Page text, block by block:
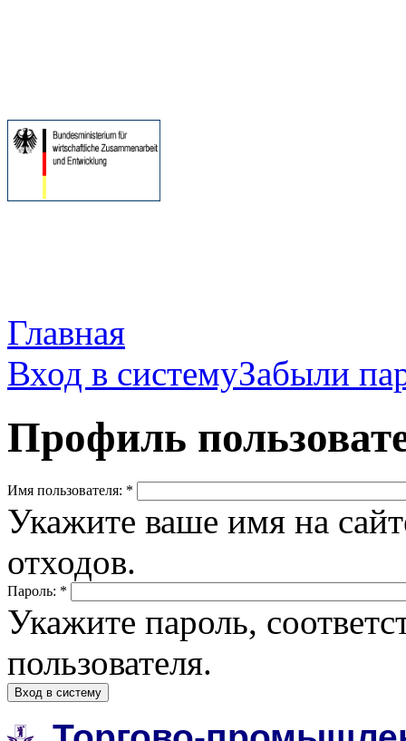
Главная
Вход в системуЗабыли
Профиль
Имя пользователя: *
Укажите ваше имя на
отходов.
Пароль: *
Укажите пароль,
пользователя.
Вход в систему